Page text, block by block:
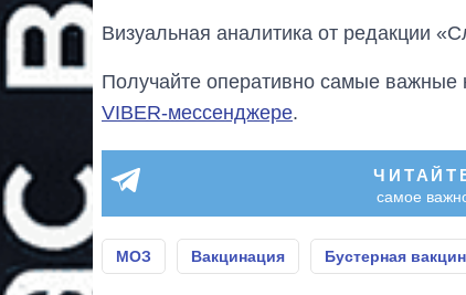
Визуальная аналитика от редакции
Получайте оперативно самые
VIBER-мессенджере.
самое
МОЗ Вакцинация Бустерная